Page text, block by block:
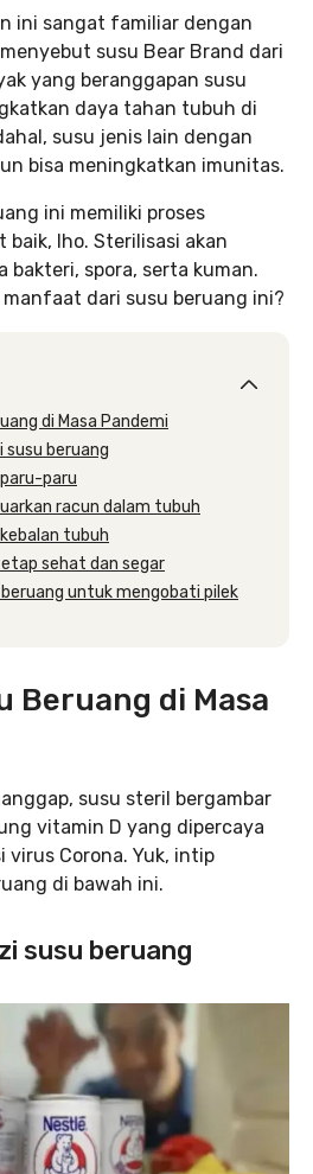
ini sangat familiar dengan
susu Bear Brand dari
yang beranggapan susu
daya tahan tubuh di
susu jenis lain dengan
bisa meningkatkan imunitas.
ini memiliki proses
lho. Sterilisasi akan
bakteri, spora, serta kuman.
manfaat dari susu beruang ini?
di Masa Pandemi
susu beruang
paru
racun dalam tubuh
tubuh
sehat dan segar
untuk mengobati pilek
Beruang di Masa
susu steril bergambar
vitamin D yang dipercaya
virus Corona. Yuk, intip
di bawah ini.
susu beruang